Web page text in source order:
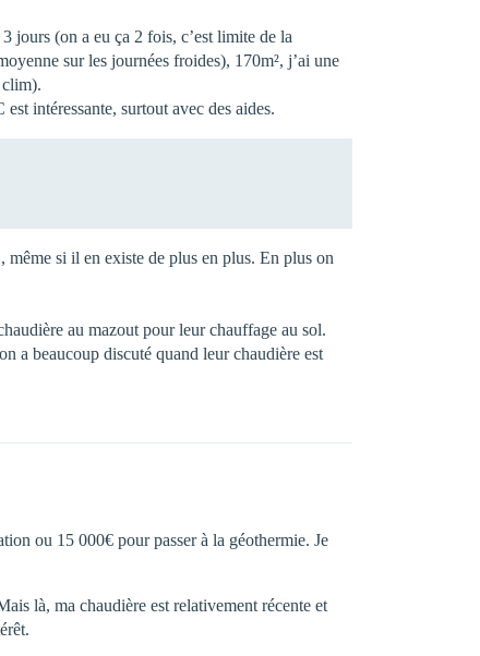
jours (on a eu ça 2 fois, c’est limite de la
sur les journées froides), 170m², j’ai une
intéressante, surtout avec des aides.
même si il en existe de plus en plus. En plus on
au mazout pour leur chauffage au sol.
a beaucoup discuté quand leur chaudière est
ou 15 000€ pour passer à la géothermie. Je
là, ma chaudière est relativement récente et